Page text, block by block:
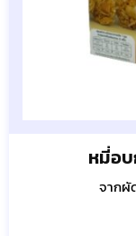
หมี่อ
จากผั